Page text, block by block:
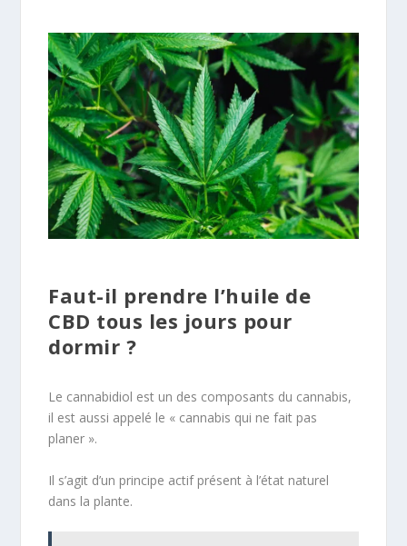
Faut-il prendre l’huile de
CBD tous les jours pour
dormir ?
Le cannabidiol est un des composants du cannabis,
il est aussi appelé le « cannabis qui ne fait pas
planer ».
Il s’agit d’un principe actif présent à l’état naturel
dans la plante.